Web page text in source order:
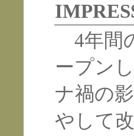
4年間
ープン
ナ禍の
やして